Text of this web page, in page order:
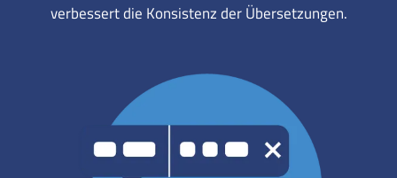
verbessert die Konsistenz der Übersetzungen.